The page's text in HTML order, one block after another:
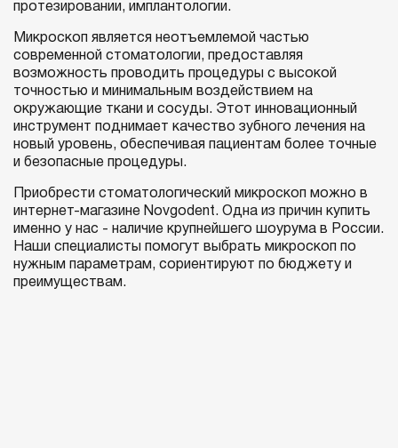
протезировании, имплантологии.
Микроскоп является неотъемлемой частью
современной стоматологии, предоставляя
возможность проводить процедуры с высокой
точностью и минимальным воздействием на
окружающие ткани и сосуды. Этот инновационный
инструмент поднимает качество зубного лечения на
новый уровень, обеспечивая пациентам более точные
и безопасные процедуры.
Приобрести стоматологический микроскоп можно в
интернет-магазине Novgodent. Одна из причин купить
именно у нас - наличие крупнейшего шоурума в России.
Наши специалисты помогут выбрать микроскоп по
нужным параметрам, сориентируют по бюджету и
преимуществам.